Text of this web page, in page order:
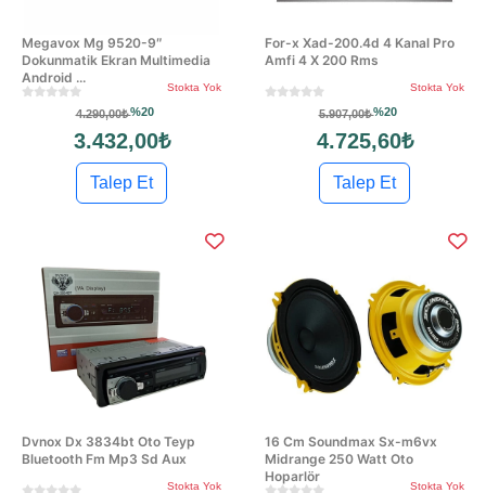
Megavox Mg 9520-9″
Dokunmatik Ekran Multimedia
Android ...
Stokta Yok
4.290,00₺%20
3.432,00₺
Talep Et
For-x Xad-200.4d 4 Kanal Pro
Amfi 4 X 200 Rms
Stokta Yok
5.907,00₺%20
4.725,60₺
Talep Et
Dvnox Dx 3834bt Oto Teyp
Bluetooth Fm Mp3 Sd Aux
Stokta Yok
16 Cm Soundmax Sx-m6vx
Midrange 250 Watt Oto
Hoparlör
Stokta Yok